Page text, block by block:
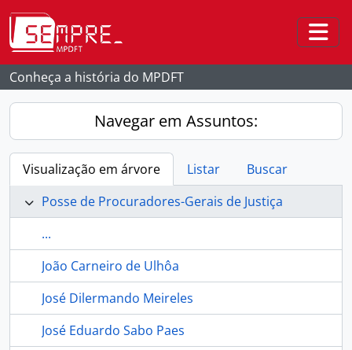
Skip to main content
Conheça a história do MPDFT
Navegar em Assuntos:
Visualização em árvore Listar
Buscar
Posse de Procuradores-Gerais de Justiça
...
João Carneiro de Ulhôa
José Dilermando Meireles
José Eduardo Sabo Paes